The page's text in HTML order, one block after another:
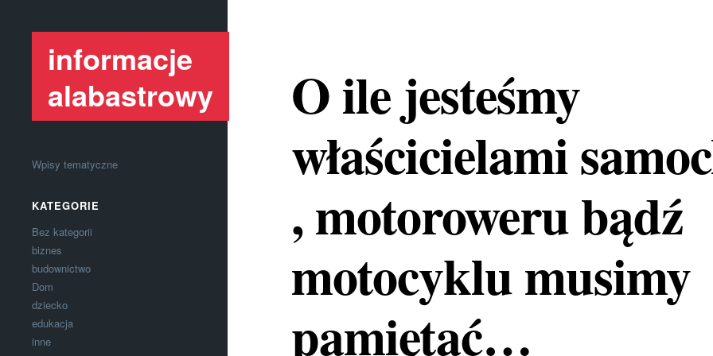
informacje
alabastrowy
Wpisy tematyczne
KATEGORIE
Bez kategorii
biznes
budownictwo
Dom
dziecko
edukacja
inne
O ile jesteśmy
właścicielami
, motoroweru bądź
motocyklu musimy
pamiętać…